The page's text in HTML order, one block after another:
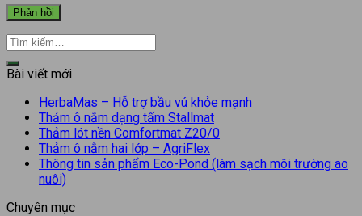
Bài viết mới
HerbaMas – Hỗ trợ bầu vú khỏe mạnh
Thảm ô nằm dạng tấm Stallmat
Thảm lót nền Comfortmat Z20/0
Thảm ô nằm hai lớp – AgriFlex
Thông tin sản phẩm Eco-Pond (làm sạch môi trường ao
nuôi)
Chuyên mục